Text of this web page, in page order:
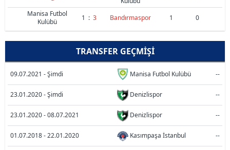
Manisa Futbol
Kulübü
1 : 3 Bandırmaspor 1 0
TRANSFER GEÇMIŞI
09.07.2021 - Şimdi Manisa Futbol Kulübü --
23.01.2020 - Şimdi Denizlispor --
23.01.2020 - 08.07.2021 Denizlispor --
01.07.2018 - 22.01.2020 Kasımpaşa İstanbul --